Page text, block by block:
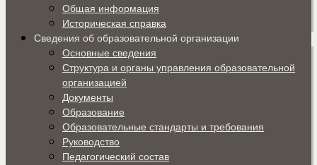
Общая информация
Историческая справка
Сведения об образовательной организации
Основные сведения
Структура и органы управления образовательной
организацией
Документы
Образование
Образовательные стандарты и требования
Руководство
Педагогический состав